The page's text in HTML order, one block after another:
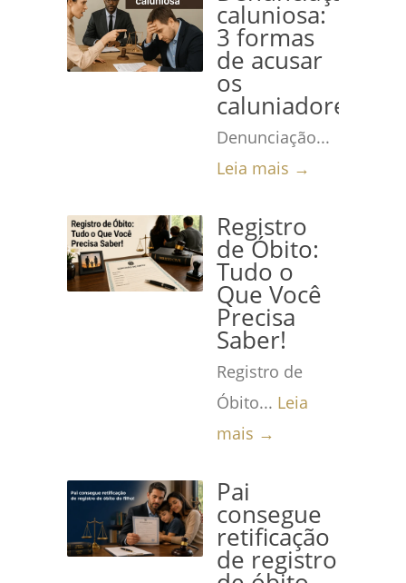
caluniosa:
3 formas
de acusar
os
caluniadores
Denunciação...
Leia mais →
Registro
de Óbito:
Tudo o
Que Você
Precisa
Saber!
Registro de
Óbito... Leia
mais →
Pai
consegue
retificação
de registro